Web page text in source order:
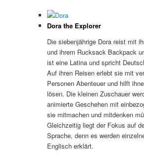
Dora the Explorer
Die siebenjährige Dora reist mit
und ihrem Rucksack Backpack
ist eine Latina und spricht
Auf ihren Reisen erlebt sie mit
Personen Abenteuer und hilft
lösen. Die kleinen Zuschauer
animierte Geschehen mit
sie mitmachen und mitdenken
Gleichzeitig liegt der Fokus auf
Sprache, denn es werden
Englisch erklärt.